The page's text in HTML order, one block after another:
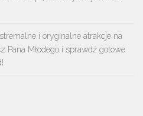
i oryginalne atrakcje na
Pana Młodego i sprawdź gotowe